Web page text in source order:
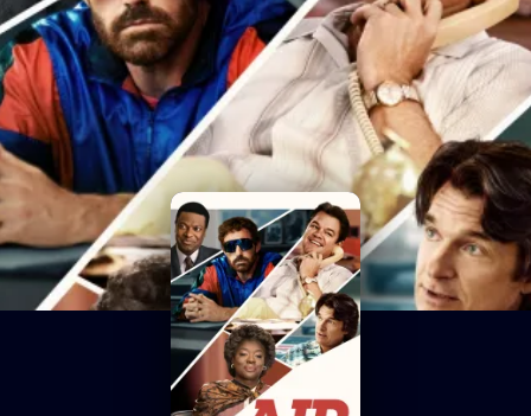
Kaliteler
Film Kategorileri
Dizi Kategorileri
Giriş Yap